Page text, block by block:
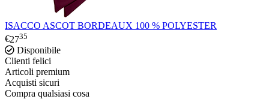
ISACCO ASCOT BORDEAUX 100 % POLYESTER
€2735
Disponibile
Clienti felici
Articoli premium
Acquisti sicuri
Compra qualsiasi cosa